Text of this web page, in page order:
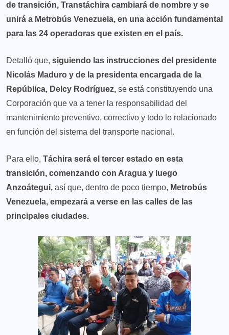
de transición, Transtáchira cambiará de nombre y se
unirá a Metrobús Venezuela, en una acción fundamental
para las 24 operadoras que existen en el país.
Detalló que, siguiendo las instrucciones del presidente
Nicolás Maduro y de la presidenta encargada de la
República, Delcy Rodríguez, se está constituyendo una
Corporación que va a tener la responsabilidad del
mantenimiento preventivo, correctivo y todo lo relacionado
en función del sistema del transporte nacional.
Para ello, Táchira será el tercer estado en esta
transición, comenzando con Aragua y luego
Anzoátegui, así que, dentro de poco tiempo, Metrobús
Venezuela, empezará a verse en las calles de las
principales ciudades.